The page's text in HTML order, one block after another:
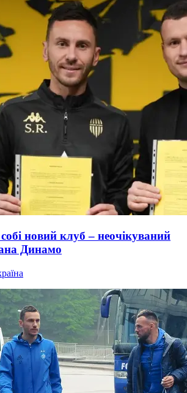
новий клуб – неочікуваний
Динамо